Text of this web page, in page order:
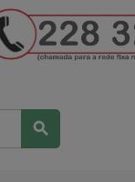
search